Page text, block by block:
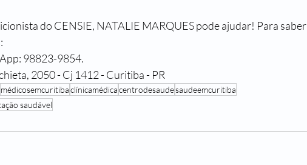
do CENSIE, NATALIE MARQUES pode ajudar! Para saber
98823-9854.
2050 - Cj 1412 - Curitiba - PR
médicosemcuritibaclínicamédicacentrodesaudesaudeemcuritiba
saudável